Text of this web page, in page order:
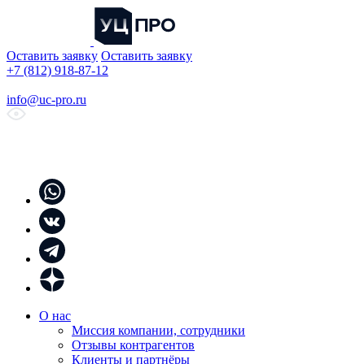
Оставить заявку Оставить заявку
+7 (812) 918-87-12
info@uc-pro.ru
О нас
Миссия компании, сотрудники
Отзывы контрагентов
Клиенты и партнёры